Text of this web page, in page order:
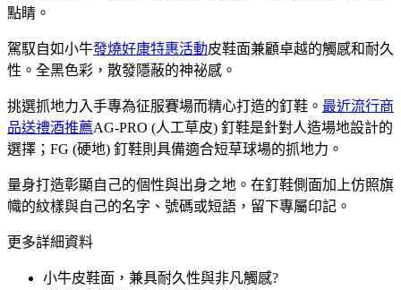
點睛。
駕馭自如小牛發燒好康特惠活動皮鞋面兼顧卓越的觸感和耐久
性。全黑色彩，散發隱蔽的神祕感。
挑選抓地力入手專為征服賽場而精心打造的釘鞋。 最近流行商
品送禮酒推薦AG-PRO (人工草皮) 釘鞋是針對人造場地設計的
選擇；FG (硬地) 釘鞋則具備適合短草球場的抓地力。
量身打造彰顯自己的個性與出身之地。在釘鞋側面加上仿照旗
幟的紋樣與自己的名字、號碼或短語，留下專屬印記。
更多詳細資料
小牛皮鞋面，兼具耐久性與非凡觸感?